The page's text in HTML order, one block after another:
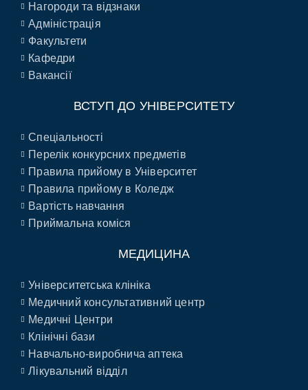
Нагороди та відзнаки
Адміністрація
Факультети
Кафедри
Вакансії
ВСТУП ДО УНІВЕРСИТЕТУ
Спеціальності
Перелік конкурсних предметів
Правила прийому в Університет
Правила прийому в Коледж
Вартість навчання
Приймальна коміся
МЕДИЦИНА
Університетська клініка
Медичний консультативний центр
Медичні Центри
Клінічні бази
Навчально-виробнича аптека
Лікувальний відділ